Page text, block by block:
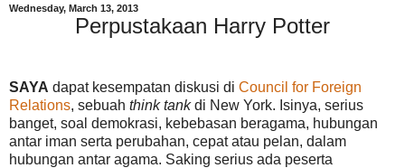
Wednesday, March 13, 2013
Perpustakaan Harry Potter
SAYA dapat kesempatan diskusi di Council for Foreign
Relations, sebuah think tankdi New York. Isinya, serius
banget, soal demokrasi, kebebasan beragama, hubungan
antar iman serta perubahan, cepat atau pelan, dalam
hubungan antar agama. Saking serius ada peserta